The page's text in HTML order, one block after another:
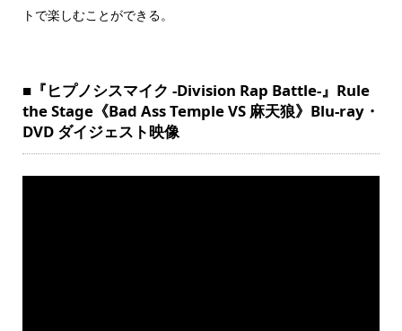
トで楽しむことができる。
■『ヒプノシスマイク -Division Rap Battle-』Rule
the Stage《Bad Ass Temple VS 麻天狼》Blu-ray・
DVD ダイジェスト映像